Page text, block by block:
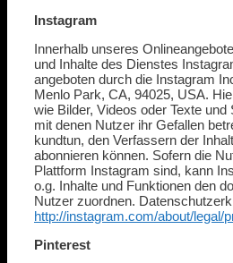
Instagram
Innerhalb unseres
und Inhalte des Dienstes
angeboten durch die Instagram
Menlo Park, CA, 94025, USA.
wie Bilder, Videos oder Texte und
mit denen Nutzer ihr Gefallen
kundtun, den Verfassern der
abonnieren können. Sofern die
Plattform Instagram sind, kann
o.g. Inhalte und Funktionen den
Nutzer zuordnen.
http://instagram.com/about/legal/
Pinterest